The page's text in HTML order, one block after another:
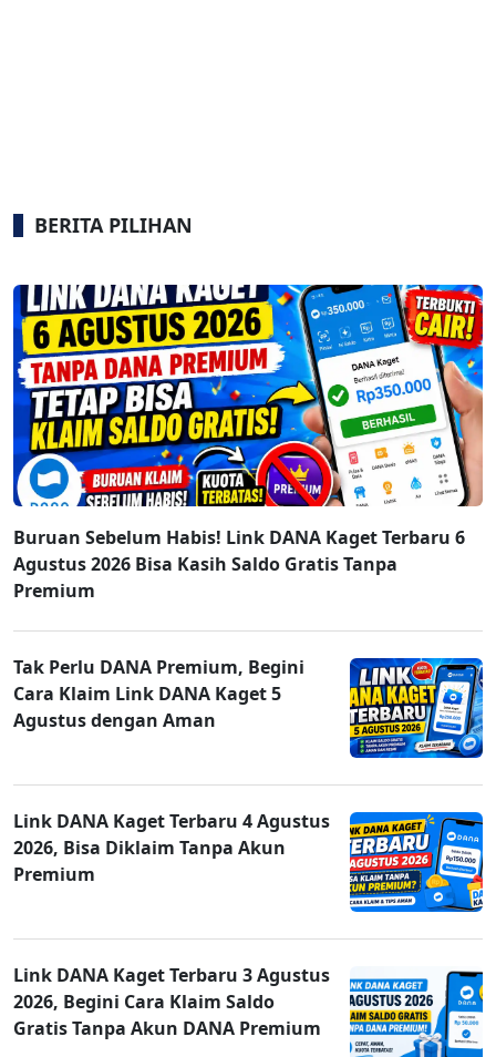
BERITA PILIHAN
Buruan Sebelum Habis! Link DANA Kaget Terbaru 6
Agustus 2026 Bisa Kasih Saldo Gratis Tanpa
Premium
Tak Perlu DANA Premium, Begini
Cara Klaim Link DANA Kaget 5
Agustus dengan Aman
Link DANA Kaget Terbaru 4 Agustus
2026, Bisa Diklaim Tanpa Akun
Premium
Link DANA Kaget Terbaru 3 Agustus
2026, Begini Cara Klaim Saldo
Gratis Tanpa Akun DANA Premium